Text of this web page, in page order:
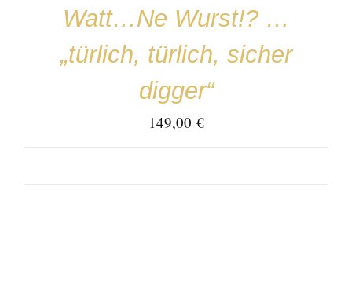
Watt…Ne Wurst!? …
„türlich, türlich, sicher
digger“
149,00 €